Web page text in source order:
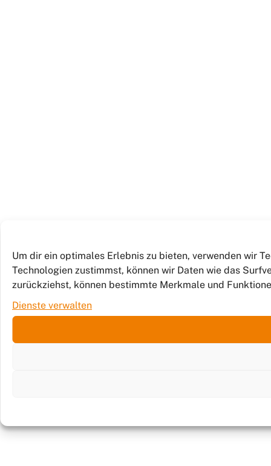
Um dir ein optimales Erlebnis zu bieten, verwenden wir
Technologien zustimmst, können wir Daten wie das
zurückziehst, können bestimmte Merkmale und
Dienste verwalten